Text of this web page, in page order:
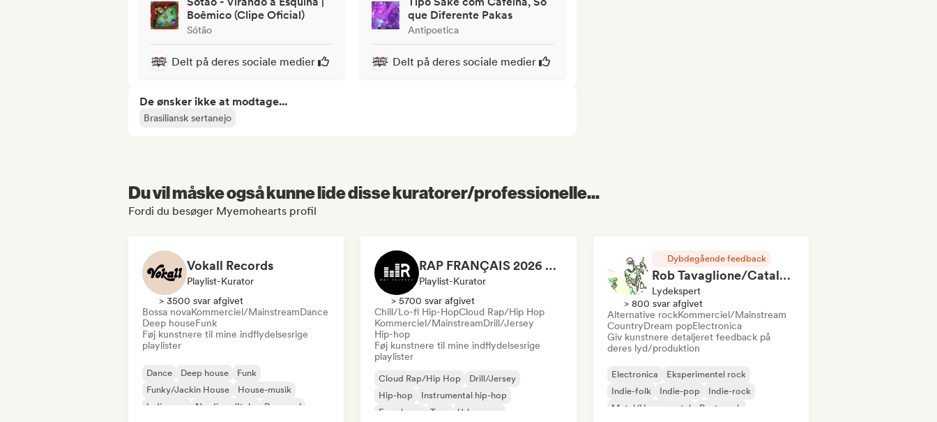
Boêmico (Clipe Oficial)
Sótão
Delt på deres sociale medier
que Diferente Pakas
Antipoetica
Delt på deres sociale medier
De ønsker ikke at modtage...
Brasiliansk sertanejo
Du vil måske også kunne lide disse kuratorer/professionelle...
Fordi du besøger Myemohearts profil
Vokall Records
Playlist-Kurator
> 3500 svar afgivet
Bossa novaKommerciel/MainstreamDance
Deep houseFunk
Føj kunstnere til mine indflydelsesrige
playlister
Dance Deep house
Funk
Funky/Jackin House
House-musik
Indie-pop
Nu-disco/Italo Pop-soul
RAP FRANÇAIS 2026 🔥🇫🇷 (Way Records)
Playlist-Kurator
> 5700 svar afgivet
Chill/Lo-fi Hip-HopCloud Rap/Hip Hop
Kommerciel/MainstreamDrill/Jersey
Hip-hop
Føj kunstnere til mine indflydelsesrige
playlister
Cloud Rap/Hip Hop
Drill/Jersey
Hip-hop
Instrumental hip-hop
Fransk rap
Trap
Urban pop
Dybdegående feedback
Rob Tavaglione/Catalyst Recording
Lydekspert
> 800 svar afgivet
Alternative rockKommerciel/Mainstream
CountryDream popElectronica
Giv kunstnere detaljeret feedback på
deres lyd/produktion
Electronica
Eksperimentel rock
Indie-folk
Indie-pop
Indie-rock
Metal/Heavy metal
Post-punk